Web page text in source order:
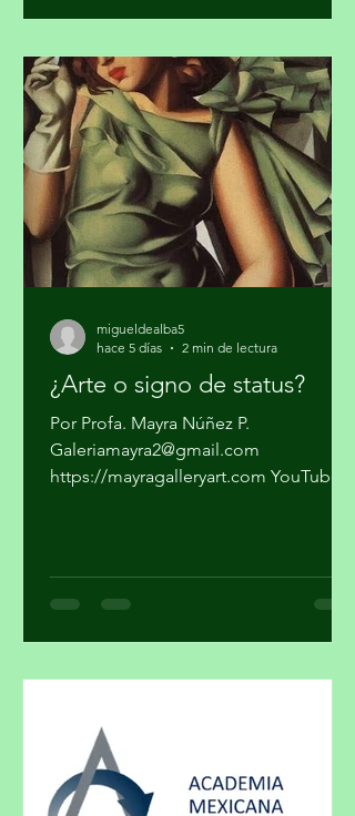
cocaína en algunas ciudades del país y
cárteles ya no dependen sólo del
narcotráfico tradicional. Se han
expandido hacia el narcotráfico
global, huachicol, extorsión, drogas
químicas de
¿Arte o signo de status?
Por Profa. Mayra Núñez P.
Galeriamayra2@gmail.com
https://mayragalleryart.com YouTube:
arte y el lujo son mundos distintos? El
arte nace de la necesidad de expresar,
social a través de lo exclusivo. En ese
cruce de caminos, un
migueldealba5
hace 5 días
2 min de lectura